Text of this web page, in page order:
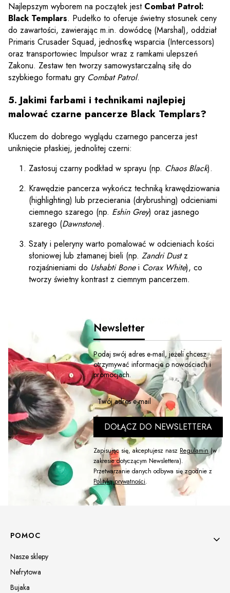
Najlepszym wyborem na początek jest Combat Patrol:
Black Templars. Pudełko to oferuje świetny stosunek ceny
do zawartości, zawierając m.in. dowódcę (Marshal), oddział
Primaris Crusader Squad, jednostkę wsparcia (Intercessors)
oraz transportowiec Impulsor wraz z ramkami ulepszeń
Zakonu. Zestaw ten tworzy samowystarczalną siłę do
szybkiego formatu gry Combat Patrol.
5. Jakimi farbami i technikami najlepiej
malować czarne pancerze Black Templars?
Kluczem do dobrego wyglądu czarnego pancerza jest
uniknięcie płaskiej, jednolitej czerni:
Zastosuj czarny podkład w sprayu (np. Chaos Black).
Krawędzie pancerza wykończ techniką krawędziowania
(highlighting) lub przecierania (drybrushing) odcieniami
ciemnego szarego (np. Eshin Grey) oraz jasnego
szarego (Dawnstone).
Szaty i peleryny warto pomalować w odcieniach kości
słoniowej lub złamanej bieli (np. Zandri Dustz
rozjaśnieniami do Ushabti Bonei Corax White), co
tworzy świetny kontrast z ciemnym pancerzem.
Newsletter
Podaj swój adres e-mail, jeżeli chcesz
otrzymywać informacje o nowościach i
promocjach.
Twój adres e-mail
DOŁĄCZ DO NEWSLETTERA
Zapisując się, akceptujesz nasz Regulamin (w
zakresie dotyczącym Newslettera).
Przetwarzanie danych odbywa się zgodnie z
Polityką prywatności.
Linki w stopce
POMOC
Nasze sklepy
Nefrytowa
Bujaka